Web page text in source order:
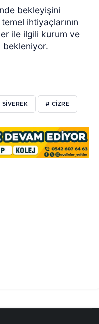
bekleyişini
ihtiyaçlarının
ile ilgili kurum ve
bekleniyor.
SIVEREK # CIZRE